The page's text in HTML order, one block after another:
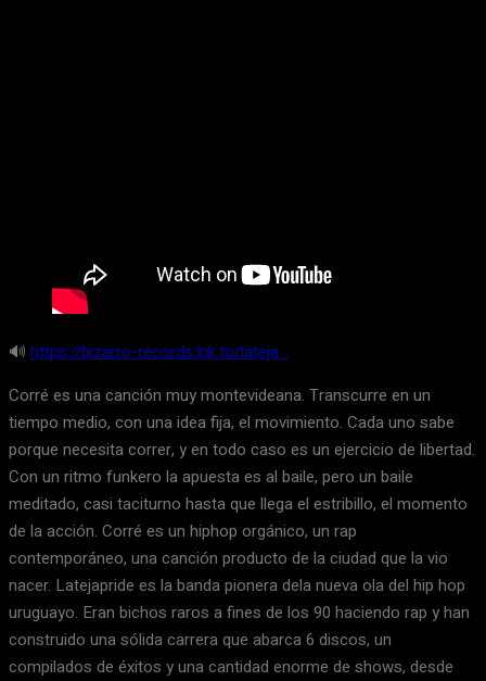
🔊 https://bizarro-records.lnk.to/lateja…
Corré es una canción muy montevideana. Transcurre en un
tiempo medio, con una idea fija, el movimiento. Cada uno sabe
porque necesita correr, y en todo caso es un ejercicio de libertad.
Con un ritmo funkero la apuesta es al baile, pero un baile
meditado, casi taciturno hasta que llega el estribillo, el momento
de la acción. Corré es un hiphop orgánico, un rap
contemporáneo, una canción producto de la ciudad que la vio
nacer. Latejapride es la banda pionera dela nueva ola del hip hop
uruguayo. Eran bichos raros a fines de los 90 haciendo rap y han
construido una sólida carrera que abarca 6 discos, un
compilados de éxitos y una cantidad enorme de shows, desde